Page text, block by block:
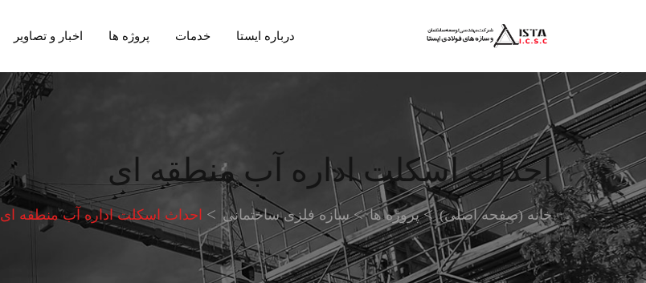
درباره ایستا خدمات پروژه ها اخبار و تصاویر
احداث اسکلت اداره آب منطقه ای
خانه (صفحه اصلی) پروژه ها سازه فلزی ساختمانی احداث اسکلت اداره آب منطقه ای